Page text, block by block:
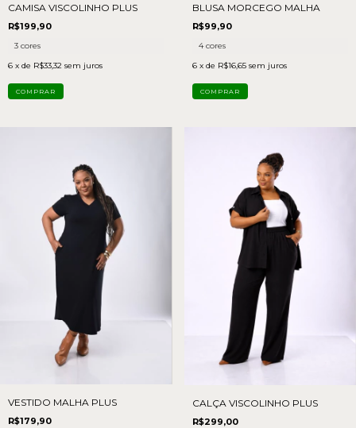
CAMISA VISCOLINHO PLUS
R$199,90
3 cores
6 x de R$33,32 sem juros
COMPRAR
BLUSA MORCEGO MALHA
R$99,90
4 cores
6 x de R$16,65 sem juros
COMPRAR
VESTIDO MALHA PLUS
R$179,90
CALÇA VISCOLINHO PLUS
R$299,00